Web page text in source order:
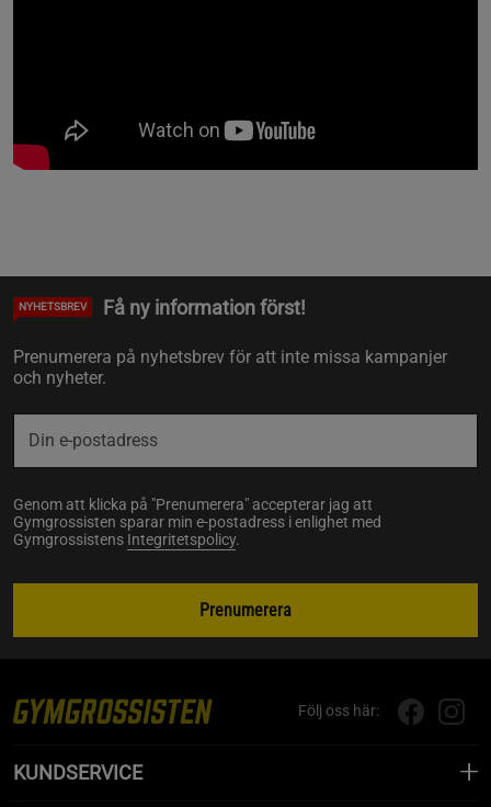
NYHETSBREV Få ny information först!
Prenumerera på nyhetsbrev för att inte missa kampanjer
och nyheter.
Genom att klicka på "Prenumerera" accepterar jag att
Gymgrossisten sparar min e-postadress i enlighet med
Gymgrossistens Integritetspolicy.
Prenumerera
Följ oss här:
KUNDSERVICE